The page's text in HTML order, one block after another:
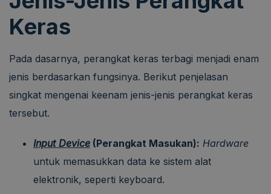
Keras
Pada dasarnya, perangkat keras terbagi menjadi enam
jenis berdasarkan fungsinya. Berikut penjelasan
singkat mengenai keenam jenis-jenis perangkat keras
tersebut.
Input Device (Perangkat Masukan): Hardware
untuk memasukkan data ke sistem alat
elektronik, seperti keyboard.